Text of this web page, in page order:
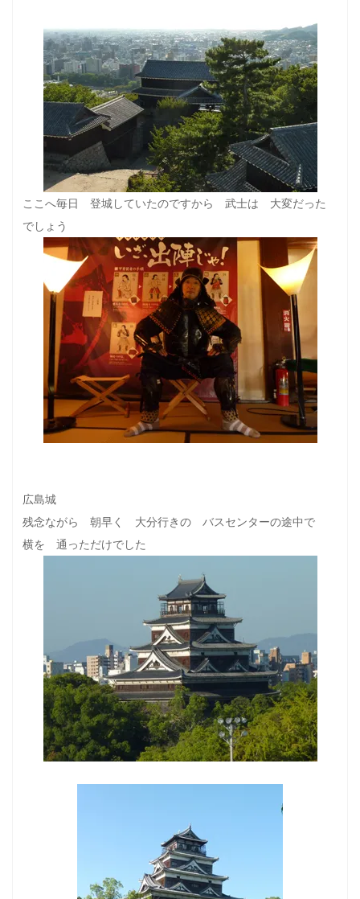
ここへ毎日 登城していたのですから 武士は 大変だった
でしょう
広島城
残念ながら 朝早く 大分行きの バスセンターの途中で
横を 通っただけでした